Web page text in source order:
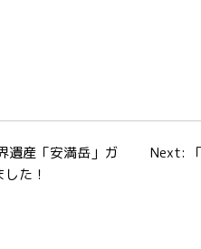
産「安満岳」ガ
た！
Next: